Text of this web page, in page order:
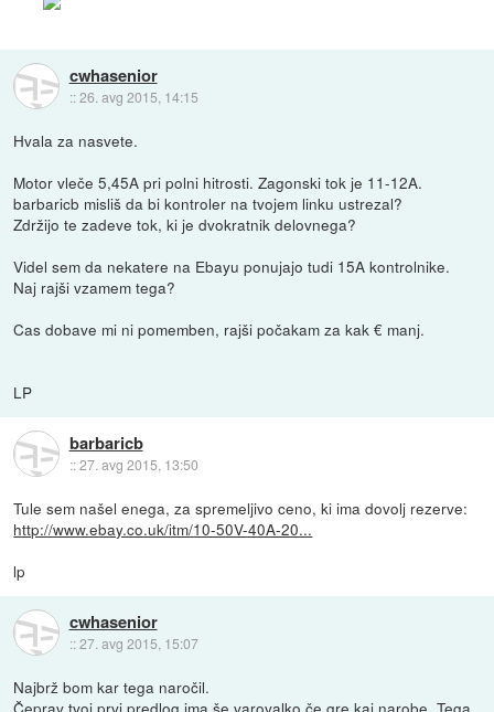
cwhasenior
::26. avg 2015, 14:15
Hvala za nasvete.
Motor vleče 5,45A pri polni hitrosti. Zagonski tok je 11-12A.
barbaricb misliš da bi kontroler na tvojem linku ustrezal?
Zdržijo te zadeve tok, ki je dvokratnik delovnega?
Videl sem da nekatere na Ebayu ponujajo tudi 15A kontrolnike.
Naj rajši vzamem tega?
Cas dobave mi ni pomemben, rajši počakam za kak € manj.
LP
barbaricb
::27. avg 2015, 13:50
Tule sem našel enega, za spremeljivo ceno, ki ima dovolj rezerve:
http://www.ebay.co.uk/itm/10-50V-40A-20...
lp
cwhasenior
::27. avg 2015, 15:07
Najbrž bom kar tega naročil.